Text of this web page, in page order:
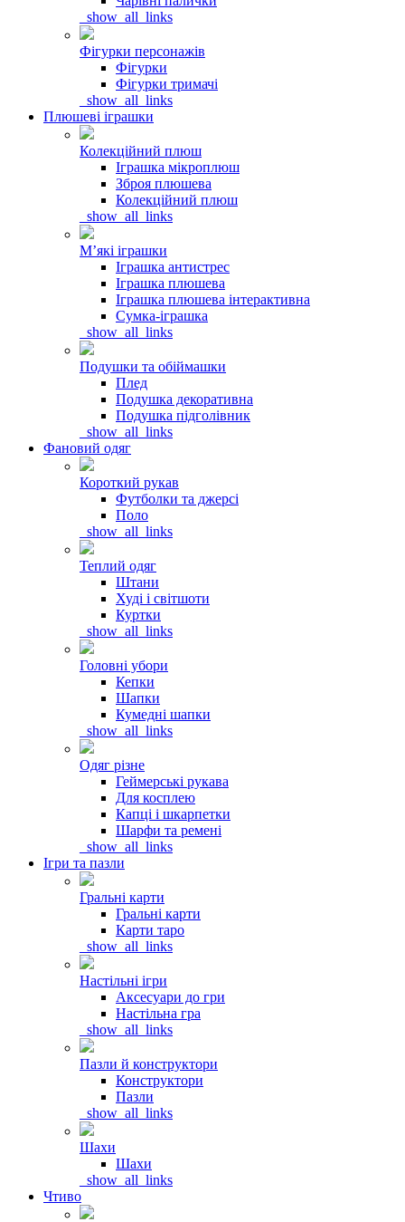
_show_all_links
Фігурки персонажів
Фігурки
Фігурки тримачі
_show_all_links
Плюшеві іграшки
Колекційний плюш
Іграшка мікроплюш
Зброя плюшева
Колекційний плюш
_show_all_links
Мʼякі іграшки
Іграшка антистрес
Іграшка плюшева
Іграшка плюшева інтерактивна
Сумка-іграшка
_show_all_links
Подушки та обіймашки
Плед
Подушка декоративна
Подушка підголівник
_show_all_links
Фановий одяг
Короткий рукав
Футболки та джерсі
Поло
_show_all_links
Теплий одяг
Штани
Худі і світшоти
Куртки
_show_all_links
Головні убори
Кепки
Шапки
Кумедні шапки
_show_all_links
Одяг різне
Геймерські рукава
Для косплею
Капці і шкарпетки
Шарфи та ремені
_show_all_links
Ігри та пазли
Гральні карти
Гральні карти
Карти таро
_show_all_links
Настільні ігри
Аксесуари до гри
Настільна гра
_show_all_links
Пазли й конструктори
Конструктори
Пазли
_show_all_links
Шахи
Шахи
_show_all_links
Чтиво